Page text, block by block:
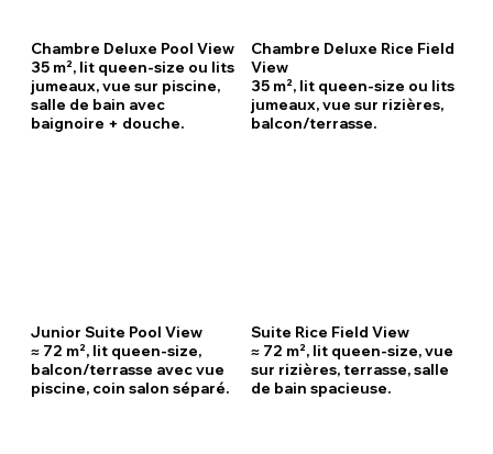
Chambre Deluxe Pool View
35 m², lit queen-size ou lits
jumeaux, vue sur piscine,
salle de bain avec
baignoire + douche.
Chambre Deluxe Rice Field
View
35 m², lit queen-size ou lits
jumeaux, vue sur rizières,
balcon/terrasse.
Junior Suite Pool View
≈ 72 m², lit queen-size,
balcon/terrasse avec vue
piscine, coin salon séparé.
Suite Rice Field View
≈ 72 m², lit queen-size, vue
sur rizières, terrasse, salle
de bain spacieuse.